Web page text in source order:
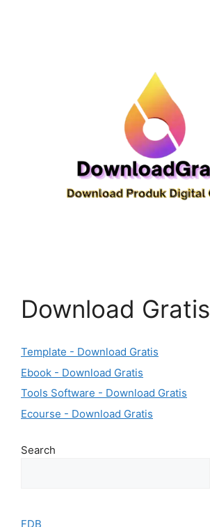
Download Gratis
Template - Download Gratis
Ebook - Download Gratis
Tools Software - Download Gratis
Ecourse - Download Gratis
Search
FDB